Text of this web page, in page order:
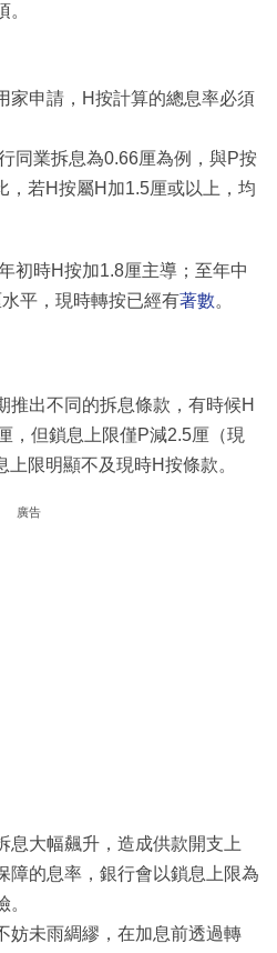
家申請，H按計算的總息率必須
同業拆息為0.66厘為例，與P按
，若H按屬H加1.5厘或以上，均
初時H按加1.8厘主導；至年中
平，現時轉按已經有著數。
推出不同的拆息條款，有時候H
，但鎖息上限僅P減2.5厘（現
限明顯不及現時H按條款。
廣告
息大幅飆升，造成供款開支上
障的息率，銀行會以鎖息上限為
妨未雨綢繆，在加息前透過轉